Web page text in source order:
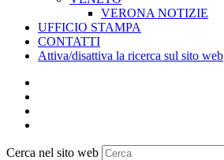
VERONA NOTIZIE
UFFICIO STAMPA
CONTATTI
Attiva/disattiva la ricerca sul sito web
Cerca nel sito web